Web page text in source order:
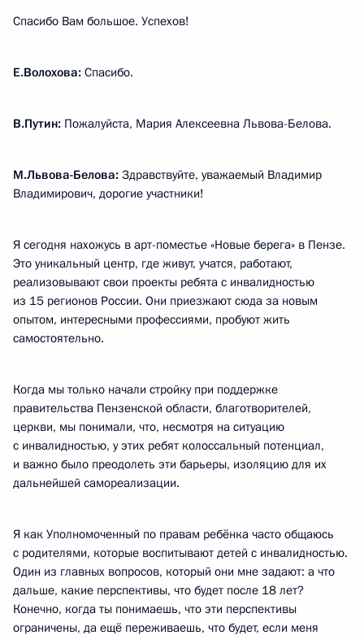
Спасибо Вам большое. Успехов!
Е.Волохова: Спасибо.
В.Путин: Пожалуйста, Мария Алексеевна Львова-Белова.
М.Львова-Белова: Здравствуйте, уважаемый Владимир
Владимирович, дорогие участники!
Я сегодня нахожусь в арт-поместье «Новые берега» в Пензе.
Это уникальный центр, где живут, учатся, работают,
реализовывают свои проекты ребята с инвалидностью
из 15 регионов России. Они приезжают сюда за новым
опытом, интересными профессиями, пробуют жить
самостоятельно.
Когда мы только начали стройку при поддержке
правительства Пензенской области, благотворителей,
церкви, мы понимали, что, несмотря на ситуацию
с инвалидностью, у этих ребят колоссальный потенциал,
и важно было преодолеть эти барьеры, изоляцию для их
дальнейшей самореализации.
Я как Уполномоченный по правам ребёнка часто общаюсь
с родителями, которые воспитывают детей с инвалидностью.
Один из главных вопросов, который они мне задают: а что
дальше, какие перспективы, что будет после 18 лет?
Конечно, когда ты понимаешь, что эти перспективы
ограничены, да ещё переживаешь, что будет, если меня